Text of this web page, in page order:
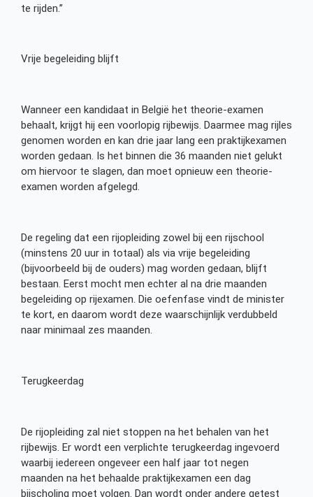
te rijden.”
Vrije begeleiding blijft
Wanneer een kandidaat in België het theorie-examen
behaalt, krijgt hij een voorlopig rijbewijs. Daarmee mag rijles
genomen worden en kan drie jaar lang een praktijkexamen
worden gedaan. Is het binnen die 36 maanden niet gelukt
om hiervoor te slagen, dan moet opnieuw een theorie-
examen worden afgelegd.
De regeling dat een rijopleiding zowel bij een rijschool
(minstens 20 uur in totaal) als via vrije begeleiding
(bijvoorbeeld bij de ouders) mag worden gedaan, blijft
bestaan. Eerst mocht men echter al na drie maanden
begeleiding op rijexamen. Die oefenfase vindt de minister
te kort, en daarom wordt deze waarschijnlijk verdubbeld
naar minimaal zes maanden.
Terugkeerdag
De rijopleiding zal niet stoppen na het behalen van het
rijbewijs. Er wordt een verplichte terugkeerdag ingevoerd
waarbij iedereen ongeveer een half jaar tot negen
maanden na het behaalde praktijkexamen een dag
bijscholing moet volgen. Dan wordt onder andere getest